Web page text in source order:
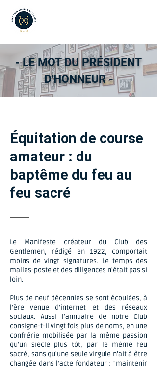
- LE MOT DU PRÉSIDENT
D'HONNEUR -
Équitation de course
amateur : du
baptême du feu au
feu sacré
​Le Manifeste créateur du Club des
Gentlemen, rédigé en 1922, comportait
moins de vingt signatures. Le temps des
malles-poste et des diligences n'était pas si
loin.
Plus de neuf décennies se sont écoulées, à
l'ère venue d'internet et des réseaux
sociaux. Aussi l’annuaire de notre Club
consigne-t-il vingt fois plus de noms, en une
confrérie mobilisée par la même passion
qu'un siècle plus tôt, par le même feu
sacré, sans qu'une seule virgule n'ait à être
changée dans l’acte fondateur : "maintenir